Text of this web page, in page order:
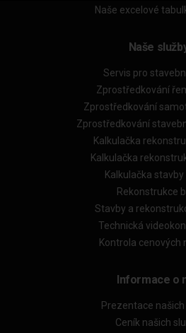
Naše excelové
Naše
Servis pro
Zprostředkování
Zprostředkování
Zprostředkování
Kalkulačka
Kalkulačka
Kalkulačka
Rekonstrukce
Stavby a
Technická
Kontrola cenových
Informace o
Prezentace
Ceník našich